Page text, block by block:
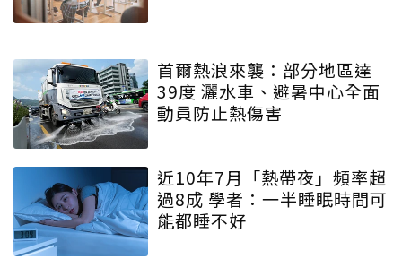
首爾熱浪來襲：部分地區達
39度 灑水車、避暑中心全面
動員防止熱傷害
近10年7月「熱帶夜」頻率超
過8成 學者：一半睡眠時間可
能都睡不好